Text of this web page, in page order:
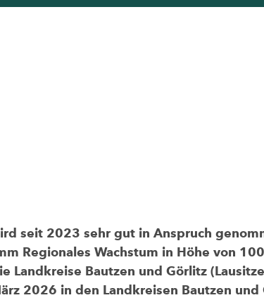
seit 2023 sehr gut in Anspruch
Regionales Wachstum in Höhe von
Landkreise Bautzen und Görlitz
2026 in den Landkreisen Bautzen